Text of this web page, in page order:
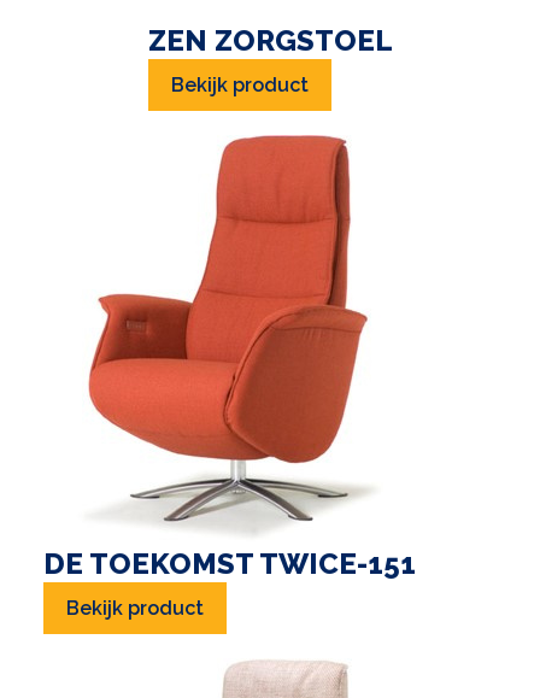
ZEN ZORGSTOEL
Bekijk product
DE TOEKOMST TWICE-151
Bekijk product